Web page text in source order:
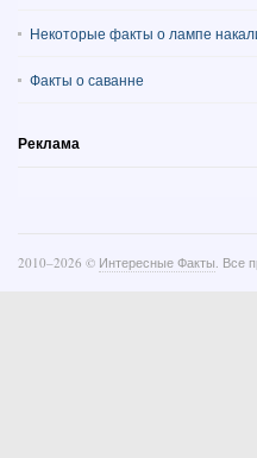
Некоторые факты о лампе
Факты о саванне
Реклама
2010–2026 © Интересные Факты. Все